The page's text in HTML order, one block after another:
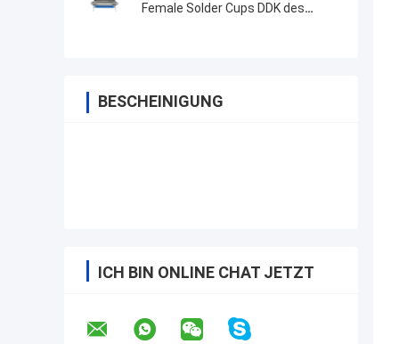
Female Solder Cups DDK des
BESCHEINIGUNG
ICH BIN ONLINE CHAT JETZT